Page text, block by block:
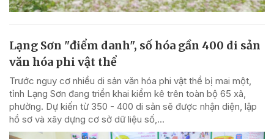
Lạng Sơn "điểm danh", số hóa gần 400 di sản
văn hóa phi vật thể
Trước nguy cơ nhiều di sản văn hóa phi vật thể bị mai một,
tỉnh Lạng Sơn đang triển khai kiểm kê trên toàn bộ 65 xã,
phường. Dự kiến từ 350 - 400 di sản sẽ được nhận diện, lập
hồ sơ và xây dựng cơ sở dữ liệu số,...